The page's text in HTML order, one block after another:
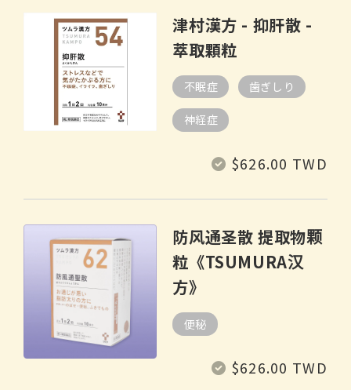
津村漢方 - 抑肝散 -
萃取顆粒
不眠症 歯ぎしり
神経症
常 $626.00 TWD
防风通圣散 提取物颗
粒《TSUMURA汉
方》
便秘
常 $626.00 TWD